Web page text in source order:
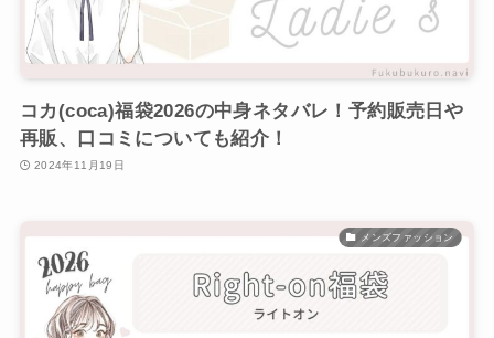
コカ(coca)福袋2026の中身ネタバレ！予約販売日や
再販、口コミについても紹介！
2024年11月19日
メンズファッション